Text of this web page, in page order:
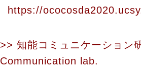
https://
>> 知能コミュニケーション
Communication lab.